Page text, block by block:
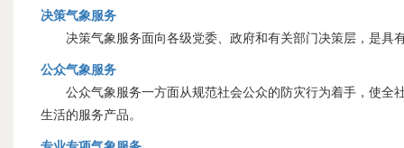
决策气象服务
决策气象服务面向各级党委、政府和有关部门决策层，是具
公众气象服务
公众气象服务一方面从规范社会公众的防灾行为着手，使全
生活的服务产品。